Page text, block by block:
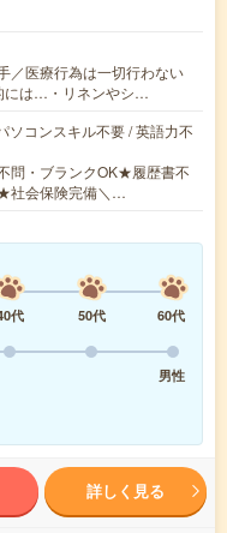
／医療行為は一切行わない
には…・リネンやシ…
ソコンスキル不要 / 英語力不
問・ブランクOK★履歴書不
社会保険完備＼…
代 50代
60代
男性
詳しく見る